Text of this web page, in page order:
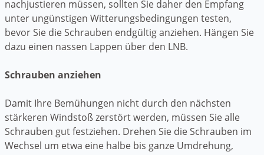
nachjustieren müssen, sollten Sie daher den Empfang
unter ungünstigen Witterungsbedingungen testen,
bevor Sie die Schrauben endgültig anziehen. Hängen Sie
dazu einen nassen Lappen über den LNB.
Schrauben anziehen
Damit Ihre Bemühungen nicht durch den nächsten
stärkeren Windstoß zerstört werden, müssen Sie alle
Schrauben gut festziehen. Drehen Sie die Schrauben im
Wechsel um etwa eine halbe bis ganze Umdrehung,